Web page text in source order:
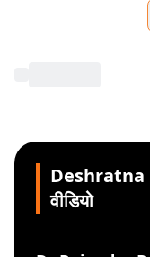
Deshratna
वीडियो